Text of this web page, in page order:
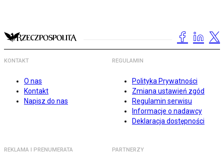
KONTAKT
O nas
Kontakt
Napisz do nas
REGULAMIN
Polityka Prywatności
Zmiana ustawień zgód
Regulamin serwisu
Informacje o nadawcy
Deklaracja dostępności
REKLAMA I PRENUMERATA PARTNERZY